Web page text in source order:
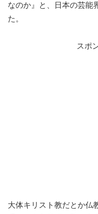
なのか』と、日本の芸能
た。
スポ
大体キリスト教だとか仏